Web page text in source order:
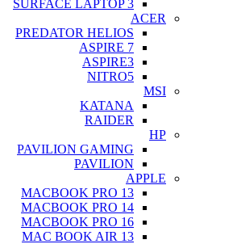
SURFACE LAPTOP 3
ACER
PREDATOR HELIOS
ASPIRE 7
ASPIRE3
NITRO5
MSI
KATANA
RAIDER
HP
PAVILION GAMING
PAVILION
APPLE
MACBOOK PRO 13
MACBOOK PRO 14
MACBOOK PRO 16
MAC BOOK AIR 13